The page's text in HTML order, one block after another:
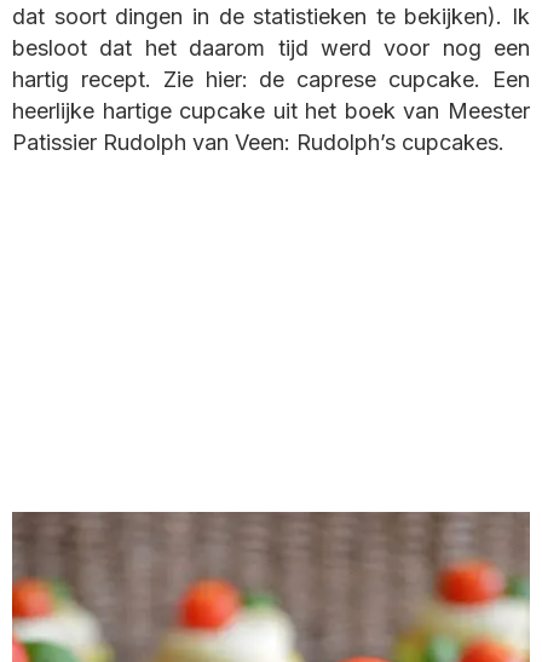
dat soort dingen in de statistieken te bekijken). Ik
besloot dat het daarom tijd werd voor nog een
hartig recept. Zie hier: de caprese cupcake. Een
heerlijke hartige cupcake uit het boek van Meester
Patissier Rudolph van Veen: Rudolph’s cupcakes.